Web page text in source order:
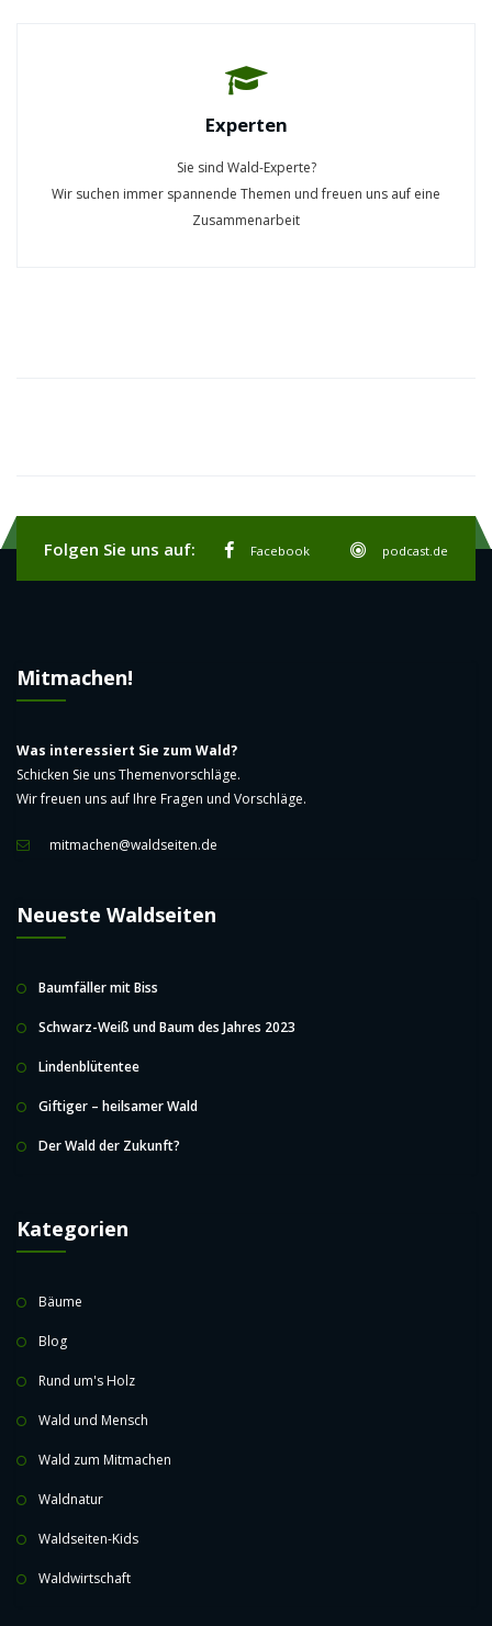
Experten
Sie sind Wald-Experte?
Wir suchen immer spannende Themen und freuen uns auf eine
Zusammenarbeit
Folgen Sie uns auf: Facebook podcast.de
Mitmachen!
Was interessiert Sie zum Wald?
Schicken Sie uns Themenvorschläge.
Wir freuen uns auf Ihre Fragen und Vorschläge.
mitmachen@waldseiten.de
Neueste Waldseiten
Baumfäller mit Biss
Schwarz-Weiß und Baum des Jahres 2023
Lindenblütentee
Giftiger – heilsamer Wald
Der Wald der Zukunft?
Kategorien
Bäume
Blog
Rund um's Holz
Wald und Mensch
Wald zum Mitmachen
Waldnatur
Waldseiten-Kids
Waldwirtschaft